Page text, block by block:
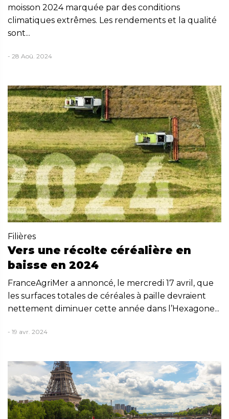
moisson 2024 marquée par des conditions
climatiques extrêmes. Les rendements et la qualité
sont...
- 28 Aoû. 2024
Filières
Vers une récolte céréalière en
baisse en 2024
FranceAgriMer a annoncé, le mercredi 17 avril, que
les surfaces totales de céréales à paille devraient
nettement diminuer cette année dans l’Hexagone...
- 19 avr. 2024